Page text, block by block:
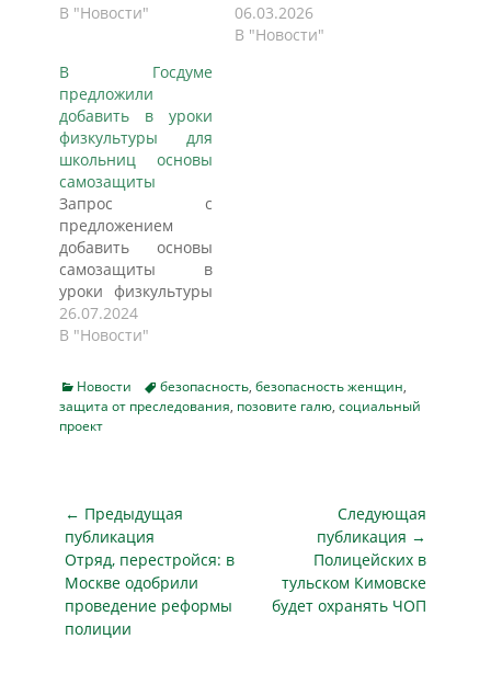
управы Лианозово
отдыха
«Лианозовский»
провели на пруду
инструкторско-
методические
занятия. Участники
- работники
частного охранного
предприятия,
обеспечивающие в
парке безопасность
отдыхающих,
обучались
воде и оказанию
первой помощи
при утоплении и
В "Новости"
с сюрприза.
Женщин —
безопасность
медучреждения.
06.03.2026
В "Новости"
В Госдуме
предложили
добавить в уроки
физкультуры для
школьниц основы
самозащиты
Запрос с
предложением
добавить основы
самозащиты в
уроки физкультуры
для школьниц
старших классов
Минпросвещения
депутат Госдумы от
партии "Новые
специальный
проект по
обучению женщин
самозащите "Бить
надо первой",
информирует
"Российская
26.07.2024
В "Новости"
Categories
Новости Tagsбезопасность, безопасность женщин,
защита от преследования, позовите галю, социальный
проект
Навигация
по
записям
← Предыдущая
публикация
Предыдущая
публикация
Отряд, перестройся: в
Москве одобрили
проведение реформы
полиции
Следующая
публикация →
Следующая
публикация
Полицейских в
тульском Кимовске
будет охранять ЧОП